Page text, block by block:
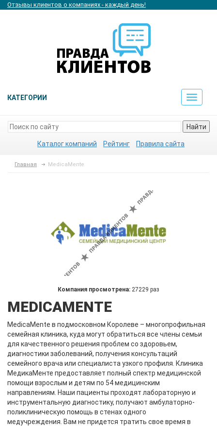
Отзывы клиентов о компаниях - каждый день!
КАТЕГОРИИ
Toggle
Найти
Каталог компаний Рейтинг Правила сайта
Главная MedicaMente
Компания просмотрена: 27229 раз
MEDICAMENTE
MedicaMente в подмосковном Королеве – многопрофильная
семейная клиника, куда могут обратиться все члены семьи
для качественного решения проблем со здоровьем,
диагностики заболеваний, получения консультаций
семейного врача или специалиста узкого профиля. Клиника
МедикаМенте предоставляет полный спектр медицинской
помощи взрослым и детям по 54 медицинским
направлениям. Наши пациенты проходят лабораторную и
инструментальную диагностику, получают амбулаторно-
поликлиническую помощь в стенах одного
медучреждения. Вам не придется тратить свое время в